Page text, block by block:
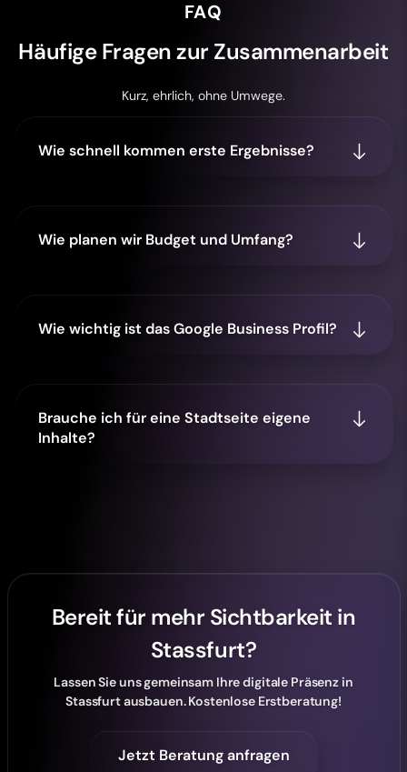
FAQ
Häufige Fragen zur Zusammenarbeit
Kurz, ehrlich, ohne Umwege.
Wie schnell kommen erste Ergebnisse?
Wie planen wir Budget und Umfang?
Wie wichtig ist das Google Business Profil?
Brauche ich für eine Stadtseite eigene
Inhalte?
Bereit für mehr Sichtbarkeit in
Stassfurt?
Lassen Sie uns gemeinsam Ihre digitale Präsenz in
Stassfurt ausbauen. Kostenlose Erstberatung!
Jetzt Beratung anfragen